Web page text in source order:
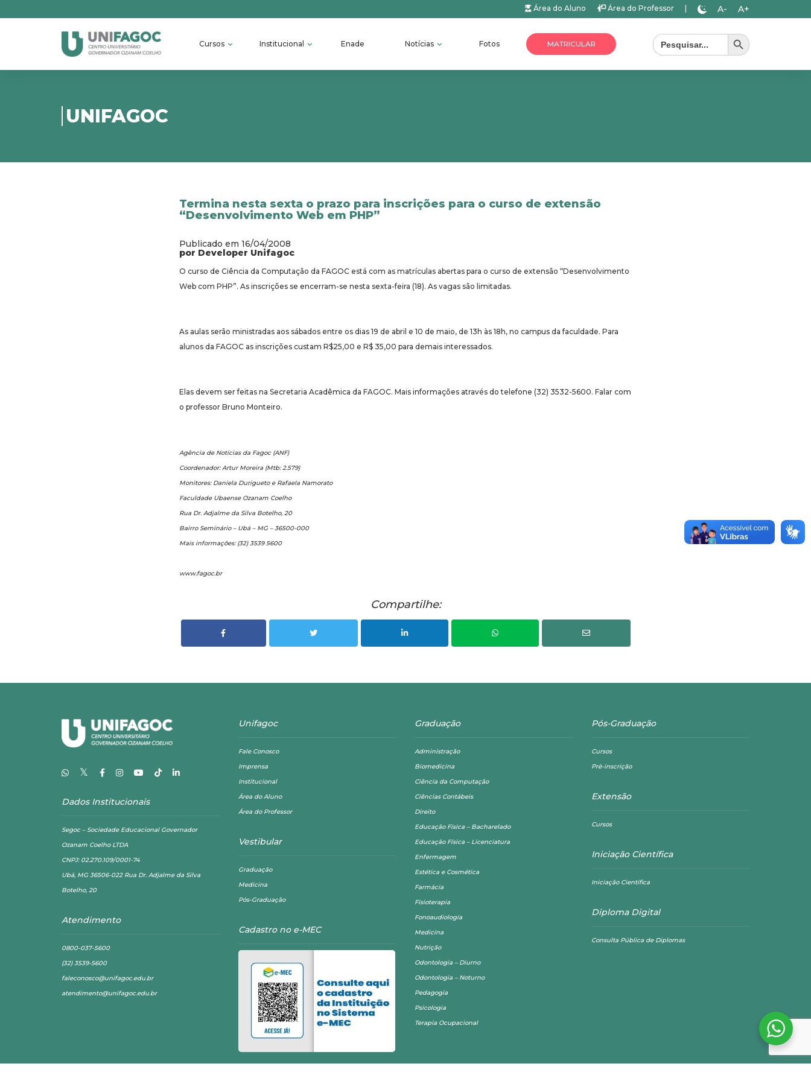
Área do Aluno Área do Professor A- A+
Cursos Institucional Enade Notícias Fotos MATRICULAR
Search
for:
Search Button
UNIFAGOC
Termina nesta sexta o prazo para inscrições para o curso de extensão
“Desenvolvimento Web em PHP”
Publicado em 16/04/2008
por Developer Unifagoc
O curso de Ciência da Computação da FAGOC está com as matrículas abertas para o curso de extensão “Desenvolvimento
Web com PHP”. As inscrições se encerram-se nesta sexta-feira (18). As vagas são limitadas.
As aulas serão ministradas aos sábados entre os dias 19 de abril e 10 de maio, de 13h às 18h, no campus da faculdade. Para
alunos da FAGOC as inscrições custam R$25,00 e R$ 35,00 para demais interessados.
Elas devem ser feitas na Secretaria Acadêmica da FAGOC. Mais informações através do telefone (32) 3532-5600. Falar com
o professor Bruno Monteiro.
Agência de Notícias da Fagoc (ANF)
Coordenador: Artur Moreira (Mtb: 2.579)
Monitores: Daniela Durigueto e Rafaela Namorato
Faculdade Ubaense Ozanam Coelho
Rua Dr. Adjalme da Silva Botelho, 20
Bairro Seminário – Ubá – MG – 36500-000
Mais informações: (32) 3539 5600
www.fagoc.br
Compartilhe:
𝕏
Dados Institucionais
Segoc – Sociedade Educacional Governador
Ozanam Coelho LTDA
CNPJ: 02.270.109/0001-74
Ubá, MG 36506-022 Rua Dr. Adjalme da Silva
Botelho, 20
Atendimento
0800-037-5600
(32) 3539-5600
faleconosco@unifagoc.edu.br
atendimento@unifagoc.edu.br
Unifagoc
Fale Conosco
Imprensa
Institucional
Área do Aluno
Área do Professor
Vestibular
Graduação
Medicina
Pós-Graduação
Cadastro no e-MEC
Graduação
Administração
Biomedicina
Ciência da Computação
Ciências Contábeis
Direito
Educação Física – Bacharelado
Educação Física – Licenciatura
Enfermagem
Estética e Cosmética
Farmácia
Fisioterapia
Fonoaudiologia
Medicina
Nutrição
Odontologia – Diurno
Odontologia – Noturno
Pedagogia
Psicologia
Terapia Ocupacional
Pós-Graduação
Cursos
Pré-inscrição
Extensão
Cursos
Iniciação Científica
Iniciação Científica
Diploma Digital
Consulta Pública de Diplomas